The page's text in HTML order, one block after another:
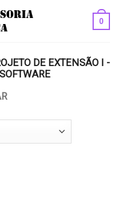
0
DE EXTENSÃO I -